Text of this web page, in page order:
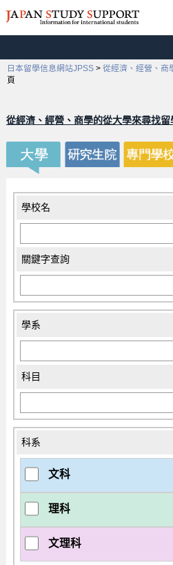
日本留學信息網站JPSS > 從經濟、經營、商
頁
從經濟、經營、商學的從大學來尋找留
學校名
關鍵字查詢
學系
科目
科系
文科
理科
文理科